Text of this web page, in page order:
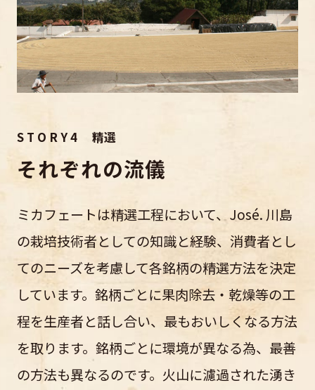
S T O R Y 4 精選
それぞれの流儀
ミカフェートは精選工程において、José. 川島
の栽培技術者としての知識と経験、消費者とし
てのニーズを考慮して各銘柄の精選方法を決定
しています。銘柄ごとに果肉除去・乾燥等の工
程を生産者と話し合い、最もおいしくなる方法
を取ります。銘柄ごとに環境が異なる為、最善
の方法も異なるのです。火山に濾過された湧き